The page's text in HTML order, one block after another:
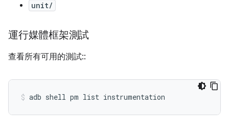
unit/
運行媒體框架測試
查看所有可用的測試::